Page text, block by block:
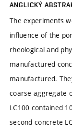
ANGLICKÝ
The experiments
influence of the
rheological and
manufactured
manufactured.
coarse aggregate
LC100 contained
second concrete